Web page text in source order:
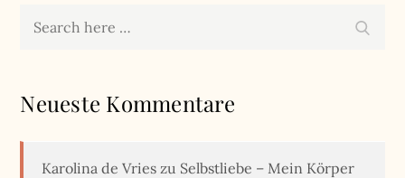
Neueste Kommentare
Karolina de Vries zu Selbstliebe – Mein Körper